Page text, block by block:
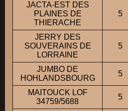
JACTA-EST DES
PLAINES DE
THIERACHE
5
JERRY DES
SOUVERAINS DE
LORRAINE
5
JUMBO DE
HOHLANDSBOURG
5
MAITOUCK LOF
34759/5688
5